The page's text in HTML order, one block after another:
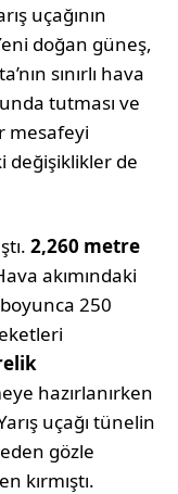
uçağının
doğan güneş,
sınırlı hava
tutması ve
mesafeyi
değişiklikler de
2,260 metre
akımındaki
250
hazırlanırken
uçağı tünelin
gözle
kırmıştı.